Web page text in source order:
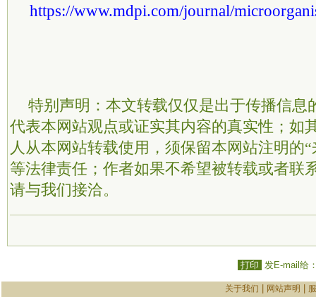
https://www.mdpi.com/journal/
特别声明：本文转载仅仅是出于传播信息
代表本网站观点或证实其内容的真实性；如
人从本网站转载使用，须保留本网站注明的
等法律责任；作者如果不希望被转载或者联
请与我们接洽。
打印 发E-mail给
关于我们 网站声明